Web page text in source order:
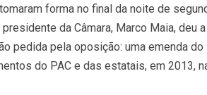
forma no final da noite de
da Câmara, Marco Maia, deu
pedida pela oposição: uma emenda
do PAC e das estatais, em 2013,